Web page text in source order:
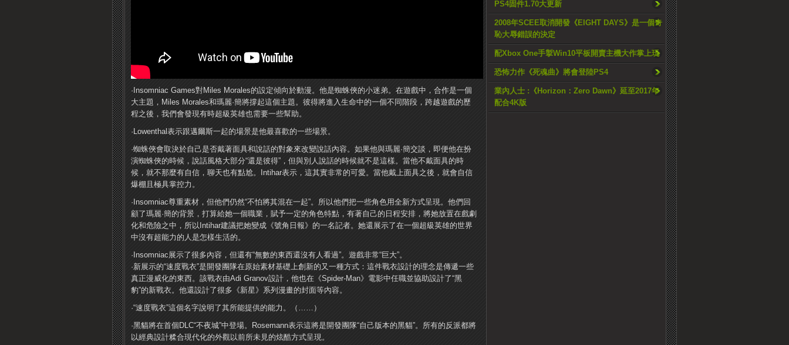
PS4固件1.70大更新
2008年SCEE取消開發《EIGHT DAYS》是一個奇
恥大辱錯誤的決定
配Xbox One手掣Win10平板開賣主機大作掌上玩
恐怖力作《死魂曲》將會登陸PS4
業內人士 :《Horizon：Zero Dawn》延至2017年
配合4K版
·Insomniac Games對Miles Morales的設定傾向於動漫。他是蜘蛛俠的小迷弟。在遊戲中，合作是一個
大主題，Miles Morales和瑪麗·簡將撐起這個主題。彼得將進入生命中的一個不同階段，跨越遊戲的歷
程之後，我們會發現有時超級英雄也需要一些幫助。
·Lowenthal表示跟邁爾斯一起的場景是他最喜歡的一些場景。
·蜘蛛俠會取決於自己是否戴著面具和說話的對象來改變說話內容。如果他與瑪麗·簡交談，即便他在扮
演蜘蛛俠的時候，說話風格大部分“還是彼得”，但與別人說話的時候就不是這樣。當他不戴面具的時
候，就不那麼有自信，聊天也有點尬。Intihar表示，這其實非常的可愛。當他戴上面具之後，就會自信
爆棚且極具掌控力。
·Insomniac尊重素材，但他們仍然“不怕將其混在一起”。所以他們把一些角色用全新方式呈現。他們回
顧了瑪麗·簡的背景，打算給她一個職業，賦予一定的角色特點，有著自己的日程安排，將她放置在戲劇
化和危險之中，所以Intihar建議把她變成《號角日報》的一名記者。她還展示了在一個超級英雄的世界
中沒有超能力的人是怎樣生活的。
·Insomniac展示了很多內容，但還有“無數的東西還沒有人看過”。遊戲非常“巨大”。
·新展示的“速度戰衣”是開發團隊在原始素材基礎上創新的又一種方式：這件戰衣設計的理念是傳遞一些
真正漫威化的東西。該戰衣由Adi Granov設計，他也在《Spider-Man》電影中任職並協助設計了“黑
豹”的新戰衣。他還設計了很多《新星》系列漫畫的封面等內容。
·“速度戰衣”這個名字說明了其所能提供的能力。（……）
·黑貓將在首個DLC“不夜城”中登場。Rosemann表示這將是開發團隊“自己版本的黑貓”。所有的反派都將
以經典設計糅合現代化的外觀以前所未見的炫酷方式呈現。